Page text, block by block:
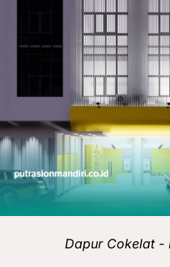
Dapur Cokelat -